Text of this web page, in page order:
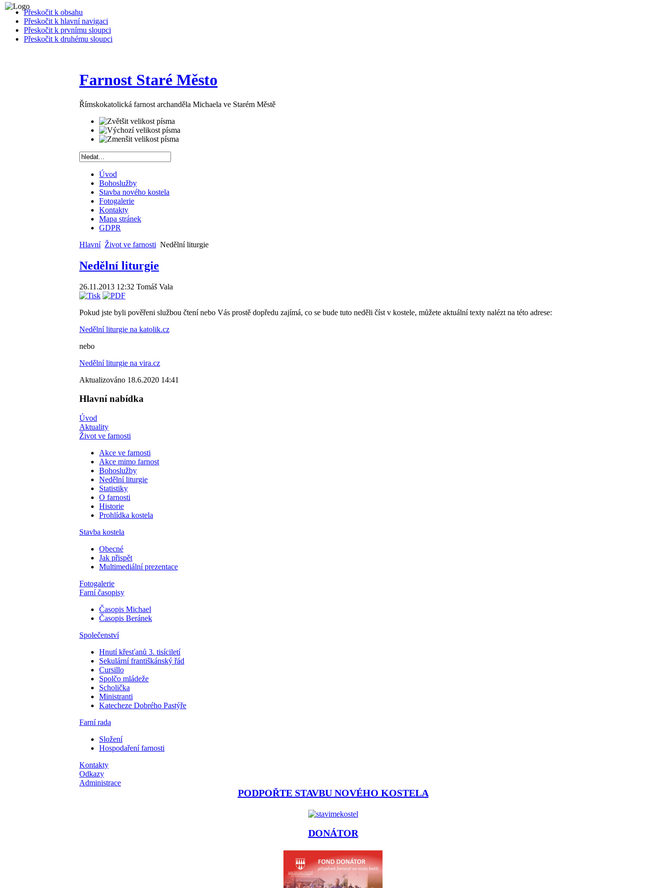
Přeskočit k obsahu
Přeskočit k hlavní navigaci
Přeskočit k prvnímu sloupci
Přeskočit k druhému sloupci
Farnost Staré Město
Římskokatolická farnost archanděla Michaela ve Starém Městě
Úvod
Bohoslužby
Stavba nového kostela
Fotogalerie
Kontakty
Mapa stránek
GDPR
Hlavní Život ve farnosti Nedělní liturgie
Nedělní liturgie
26.11.2013 12:32 Tomáš Vala
Pokud jste byli pověřeni službou čtení nebo Vás prostě dopředu zajímá, co se bude tuto neděli číst v kostele, můžete aktuální texty nalézt na této adrese:
Nedělní liturgie na katolik.cz
nebo
Nedělní liturgie na vira.cz
Aktualizováno 18.6.2020 14:41
Hlavní nabídka
Úvod
Aktuality
Život ve farnosti
Akce ve farnosti
Akce mimo farnost
Bohoslužby
Nedělní liturgie
Statistiky
O farnosti
Historie
Prohlídka kostela
Stavba kostela
Obecné
Jak přispět
Multimediální prezentace
Fotogalerie
Farní časopisy
Časopis Michael
Časopis Beránek
Společenství
Hnutí křesťanů 3. tisíciletí
Sekulární františkánský řád
Cursillo
Spolčo mládeže
Scholička
Ministranti
Katecheze Dobrého Pastýře
Farní rada
Složení
Hospodaření farnosti
Kontakty
Odkazy
Administrace
PODPOŘTE STAVBU NOVÉHO KOSTELA
DONÁTOR